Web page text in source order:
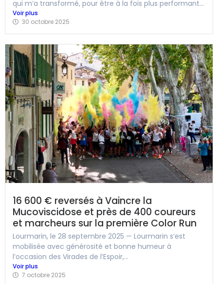
qui m’a transformé, pour être à la fois plus performant...
Voir plus
30 octobre 2025
16 600 € reversés à Vaincre la
Mucoviscidose et près de 400 coureurs
et marcheurs sur la première Color Run
Lourmarin, le 28 septembre 2025 — Lourmarin s’est
mobilisée avec générosité et bonne humeur à
l’occasion des Virades de l’Espoir,...
Voir plus
7 octobre 2025